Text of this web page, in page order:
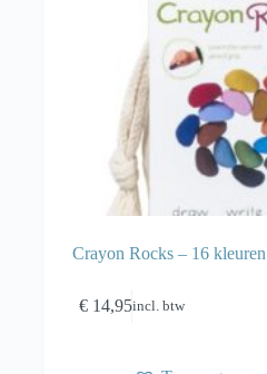
Crayon Rocks – 16
€ 14,95incl. btw